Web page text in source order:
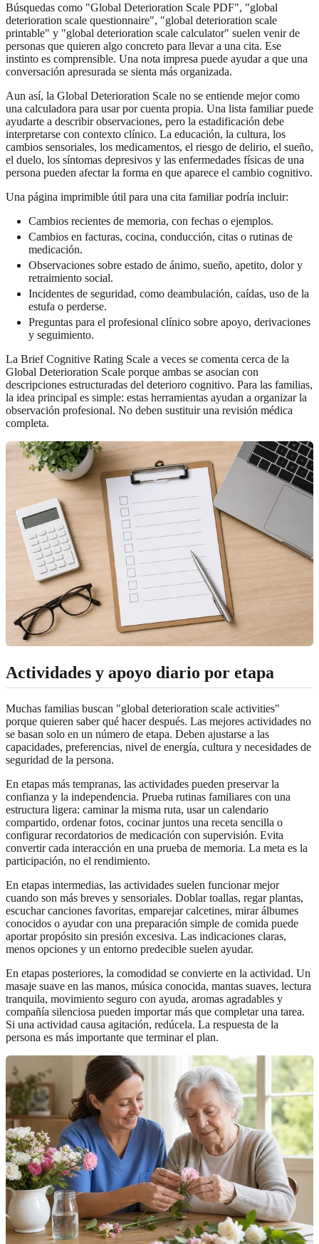
Búsquedas como "Global Deterioration Scale PDF", "global
deterioration scale questionnaire", "global deterioration scale
printable" y "global deterioration scale calculator" suelen venir de
personas que quieren algo concreto para llevar a una cita. Ese
instinto es comprensible. Una nota impresa puede ayudar a que una
conversación apresurada se sienta más organizada.
Aun así, la Global Deterioration Scale no se entiende mejor como
una calculadora para usar por cuenta propia. Una lista familiar puede
ayudarte a describir observaciones, pero la estadificación debe
interpretarse con contexto clínico. La educación, la cultura, los
cambios sensoriales, los medicamentos, el riesgo de delirio, el sueño,
el duelo, los síntomas depresivos y las enfermedades físicas de una
persona pueden afectar la forma en que aparece el cambio cognitivo.
Una página imprimible útil para una cita familiar podría incluir:
Cambios recientes de memoria, con fechas o ejemplos.
Cambios en facturas, cocina, conducción, citas o rutinas de
medicación.
Observaciones sobre estado de ánimo, sueño, apetito, dolor y
retraimiento social.
Incidentes de seguridad, como deambulación, caídas, uso de la
estufa o perderse.
Preguntas para el profesional clínico sobre apoyo, derivaciones
y seguimiento.
La Brief Cognitive Rating Scale a veces se comenta cerca de la
Global Deterioration Scale porque ambas se asocian con
descripciones estructuradas del deterioro cognitivo. Para las familias,
la idea principal es simple: estas herramientas ayudan a organizar la
observación profesional. No deben sustituir una revisión médica
completa.
Actividades y apoyo diario por etapa
Muchas familias buscan "global deterioration scale activities"
porque quieren saber qué hacer después. Las mejores actividades no
se basan solo en un número de etapa. Deben ajustarse a las
capacidades, preferencias, nivel de energía, cultura y necesidades de
seguridad de la persona.
En etapas más tempranas, las actividades pueden preservar la
confianza y la independencia. Prueba rutinas familiares con una
estructura ligera: caminar la misma ruta, usar un calendario
compartido, ordenar fotos, cocinar juntos una receta sencilla o
configurar recordatorios de medicación con supervisión. Evita
convertir cada interacción en una prueba de memoria. La meta es la
participación, no el rendimiento.
En etapas intermedias, las actividades suelen funcionar mejor
cuando son más breves y sensoriales. Doblar toallas, regar plantas,
escuchar canciones favoritas, emparejar calcetines, mirar álbumes
conocidos o ayudar con una preparación simple de comida puede
aportar propósito sin presión excesiva. Las indicaciones claras,
menos opciones y un entorno predecible suelen ayudar.
En etapas posteriores, la comodidad se convierte en la actividad. Un
masaje suave en las manos, música conocida, mantas suaves, lectura
tranquila, movimiento seguro con ayuda, aromas agradables y
compañía silenciosa pueden importar más que completar una tarea.
Si una actividad causa agitación, redúcela. La respuesta de la
persona es más importante que terminar el plan.